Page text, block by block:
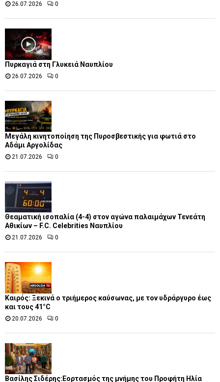
26.07.2026 0
Πυρκαγιά στη Γλυκειά Ναυπλίου
26.07.2026 0
Μεγάλη κινητοποίηση της Πυροσβεστικής για φωτιά στο
Αδάμι Αργολίδας
21.07.2026 0
Θεαματική ισοπαλία (4-4) στον αγώνα παλαιμάχων Τενεάτη
Αθικίων – F.C. Celebrities Ναυπλίου
21.07.2026 0
Καιρός: Ξεκινά ο τριήμερος καύσωνας, με τον υδράργυρο έως
και τους 41°C
20.07.2026 0
Βασίλης Σιδέρης:Εορτασμός της μνήμης του Προφήτη Ηλία